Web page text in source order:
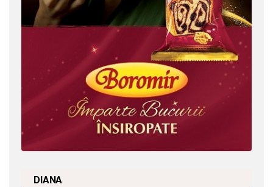
DIANA